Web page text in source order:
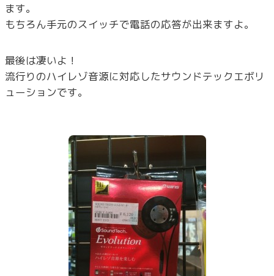
ます。
もちろん手元のスイッチで電話の応答が出来ますよ。
最後は凄いよ！
流行りのハイレゾ音源に対応したサウンドテックエボリ
ューションです。